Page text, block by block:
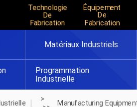
Technologie
De
Fabrication
Équipement
De
Fabrication
Matériaux Industriels
Programmation
Industrielle
>
Manufacturing